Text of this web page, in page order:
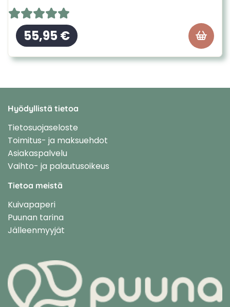
55,95€
Hyödyllistä tietoa
Tietosuojaseloste
Toimitus- ja maksuehdot
Asiakaspalvelu
Vaihto- ja palautusoikeus
Tietoa meistä
Kuivapaperi
Puunan tarina
Jälleenmyyjät